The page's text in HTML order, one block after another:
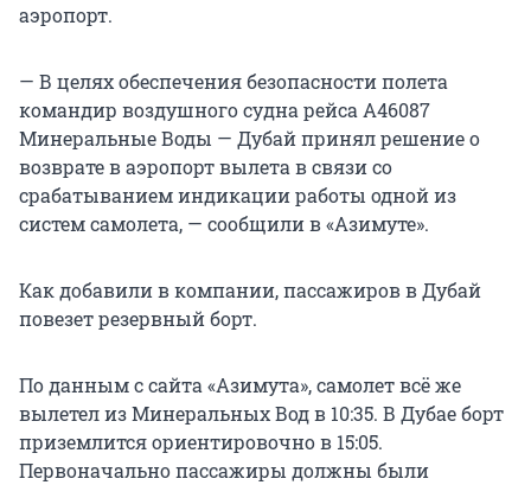
аэропорт.
— В целях обеспечения безопасности полета
командир воздушного судна рейса А46087
Минеральные Воды — Дубай принял решение о
возврате в аэропорт вылета в связи со
срабатыванием индикации работы одной из
систем самолета, — сообщили в «Азимуте».
Как добавили в компании, пассажиров в Дубай
повезет резервный борт.
По данным с сайта «Азимута», самолет всё же
вылетел из Минеральных Вод в 10:35. В Дубае борт
приземлится ориентировочно в 15:05.
Первоначально пассажиры должны были